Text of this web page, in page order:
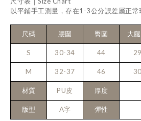
以平鋪手工測量，存在1-3公分誤差屬正常
尺碼 腰圍 臀圍 大
S 30-34 44 29
M 32-37 46 30
材質 PU皮 厚度
版型 A字 彈性